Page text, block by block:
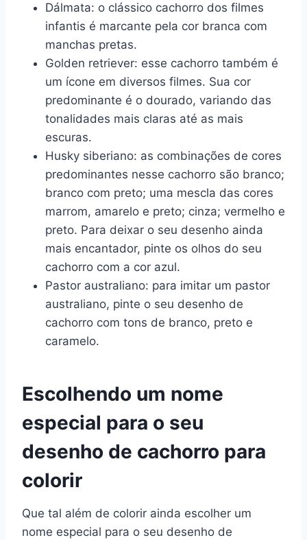
Dálmata: o clássico cachorro dos filmes
infantis é marcante pela cor branca com
manchas pretas.
Golden retriever: esse cachorro também é
um ícone em diversos filmes. Sua cor
predominante é o dourado, variando das
tonalidades mais claras até as mais
escuras.
Husky siberiano: as combinações de cores
predominantes nesse cachorro são branco;
branco com preto; uma mescla das cores
marrom, amarelo e preto; cinza; vermelho e
preto. Para deixar o seu desenho ainda
mais encantador, pinte os olhos do seu
cachorro com a cor azul.
Pastor australiano: para imitar um pastor
australiano, pinte o seu desenho de
cachorro com tons de branco, preto e
caramelo.
Escolhendo um nome
especial para o seu
desenho de cachorro para
colorir
Que tal além de colorir ainda escolher um
nome especial para o seu desenho de